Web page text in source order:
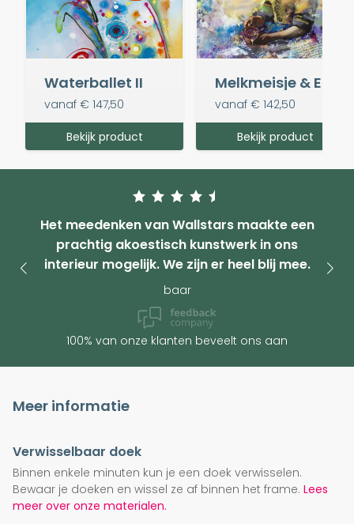
Waterballet II
vanaf € 147,50
Bekijk product
vanaf € 142,50
Bekijk product
Het meedenken van Wallstars maakte een
prachtig akoestisch kunstwerk in ons
interieur mogelijk. We zijn er heel blij mee.
baar
100% van onze klanten beveelt ons aan
Meer informatie
Verwisselbaar doek
Binnen enkele minuten kun je een doek verwisselen.
Bewaar je doeken en wissel ze af binnen het frame. Lees
meer over onze materialen.